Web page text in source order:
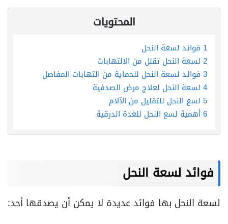
المحتويات
1 فوائد لسعة النحل
2 لسعة النحل تقلل من الالتهابات
3 فوائد لسعة النحل للحماية من التهابات المفاصل
4 لسعة النحل لعلاج مرض الصدفية
5 لسع النحل للتقليل من الآلام
6أهمية لسع النحل للغدة الدرقية
فوائد لسعة النحل
لسعة النحل بها فوائد عديدة لا يمكن أن يصدقها أحد: